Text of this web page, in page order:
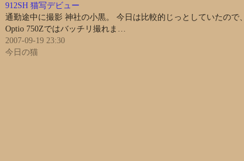
912SH 猫写デビュー
通勤途中に撮影 神社の小黒。 今日は比較的じっとしていたので、
Optio 750Zではバッチリ撮れま…
2007-09-19 23:30
今日の猫